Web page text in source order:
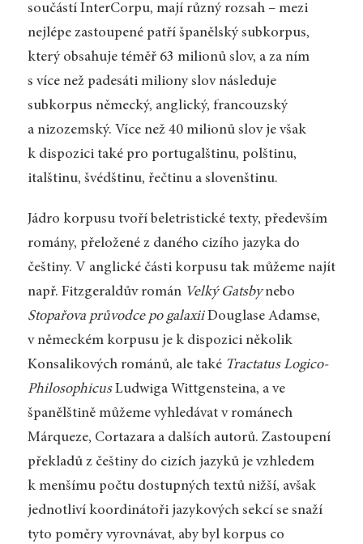
součástí InterCorpu, mají různý rozsah – mezi
nejlépe zastoupené patří španělský subkorpus,
který obsahuje téměř 63 milionů slov, a za ním
s více než padesáti miliony slov následuje
subkorpus německý, anglický, francouzský
a nizozemský. Více než 40 milionů slov je však
k dispozici také pro portugalštinu, polštinu,
italštinu, švédštinu, řečtinu a slovenštinu.
Jádro korpusu tvoří beletristické texty, především
romány, přeložené z daného cizího jazyka do
češtiny. V anglické části korpusu tak můžeme najít
např. Fitzgeraldův román Velký Gatsbynebo
Stopařova průvodce po galaxiiDouglase Adamse,
v německém korpusu je k dispozici několik
Konsalikových románů, ale také Tractatus Logico-
PhilosophicusLudwiga Wittgensteina, a ve
španělštině můžeme vyhledávat v románech
Márqueze, Cortazara a dalších autorů. Zastoupení
překladů z češtiny do cizích jazyků je vzhledem
k menšímu počtu dostupných textů nižší, avšak
jednotliví koordinátoři jazykových sekcí se snaží
tyto poměry vyrovnávat, aby byl korpus co